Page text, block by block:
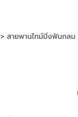
> สายพานไทม์มิ่งฟันกลม